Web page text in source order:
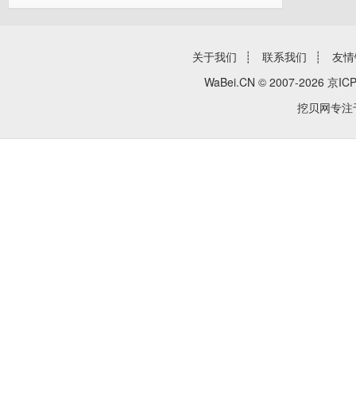
关于我们 ┊ 联系我们 ┊
友
WaBei.CN © 2007-2026 京
挖贝网专